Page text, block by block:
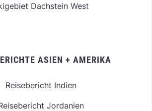
Dachstein West
ASIEN + AMERIKA
Reisebericht Indien
Jordanien